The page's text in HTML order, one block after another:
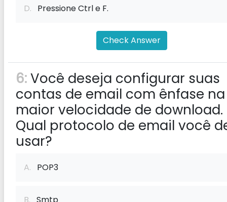
D. Pressione Ctrl e F.
Check Answer
6:Você deseja configurar suas
contas de email com ênfase na
maior velocidade de download.
Qual protocolo de email você
usar?
A. POP3